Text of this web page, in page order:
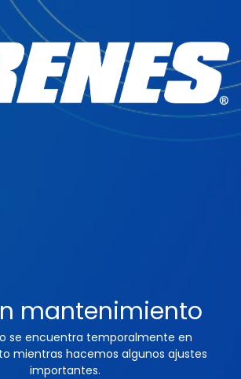
mantenimiento
se encuentra temporalmente en
mientras hacemos algunos ajustes
importantes.